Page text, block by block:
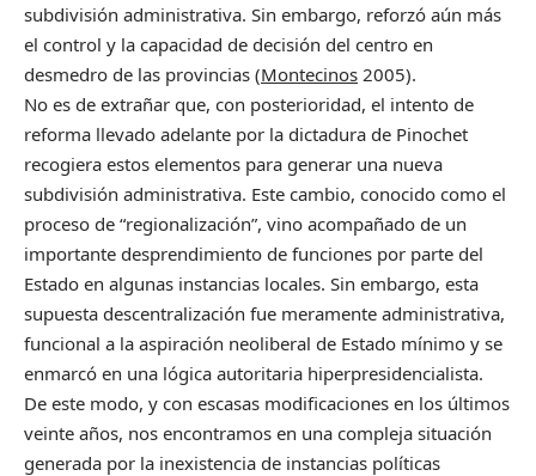
subdivisión administrativa. Sin embargo, reforzó aún más
el control y la capacidad de decisión del centro en
desmedro de las provincias (Montecinos 2005).
No es de extrañar que, con posterioridad, el intento de
reforma llevado adelante por la dictadura de Pinochet
recogiera estos elementos para generar una nueva
subdivisión administrativa. Este cambio, conocido como el
proceso de “regionalización”, vino acompañado de un
importante desprendimiento de funciones por parte del
Estado en algunas instancias locales. Sin embargo, esta
supuesta descentralización fue meramente administrativa,
funcional a la aspiración neoliberal de Estado mínimo y se
enmarcó en una lógica autoritaria hiperpresidencialista.
De este modo, y con escasas modificaciones en los últimos
veinte años, nos encontramos en una compleja situación
generada por la inexistencia de instancias políticas